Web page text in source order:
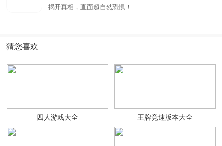
揭开真相，直面超自然恐惧！
猜您喜欢
四人游戏大全 王牌竞速版本大全